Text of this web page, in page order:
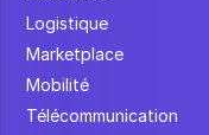
Logistique
Marketplace
Mobilité
Télécommunication